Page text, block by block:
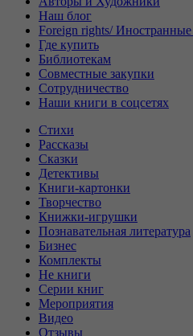
Наш блог
Foreign rights/ Иностранные
Где купить
Библиотекам
Совместные закупки
Сотрудничество
Наши книги в соцсетях
Стихи
Рассказы
Сказки
Детективы
Книги-картонки
Творчество
Книжки-игрушки
Познавательная литература
Бизнес
Комплекты
Не книги
Серии книг
Мероприятия
Видео
Отзывы